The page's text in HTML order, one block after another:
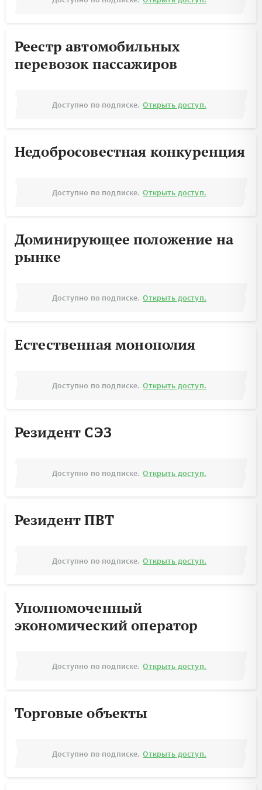
Реестр автомобильных
перевозок пассажиров
Доступно по подписке. Открыть доступ.
Недобросовестная конкуренция
Доступно по подписке. Открыть доступ.
Доминирующее положение на
рынке
Доступно по подписке. Открыть доступ.
Естественная монополия
Доступно по подписке. Открыть доступ.
Резидент СЭЗ
Доступно по подписке. Открыть доступ.
Резидент ПВТ
Доступно по подписке. Открыть доступ.
Уполномоченный
экономический оператор
Доступно по подписке. Открыть доступ.
Торговые объекты
Доступно по подписке. Открыть доступ.